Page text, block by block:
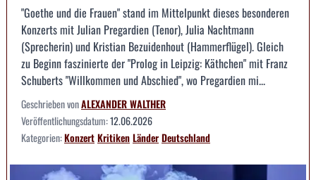
"Goethe und die Frauen" stand im Mittelpunkt dieses besonderen
Konzerts mit Julian Pregardien (Tenor), Julia Nachtmann
(Sprecherin) und Kristian Bezuidenhout (Hammerflügel). Gleich
zu Beginn faszinierte der "Prolog in Leipzig: Käthchen" mit Franz
Schuberts "Willkommen und Abschied", wo Pregardien mi...
Geschrieben vonALEXANDER WALTHER
Veröffentlichungsdatum:12.06.2026
Kategorien:KonzertKritikenLänderDeutschland